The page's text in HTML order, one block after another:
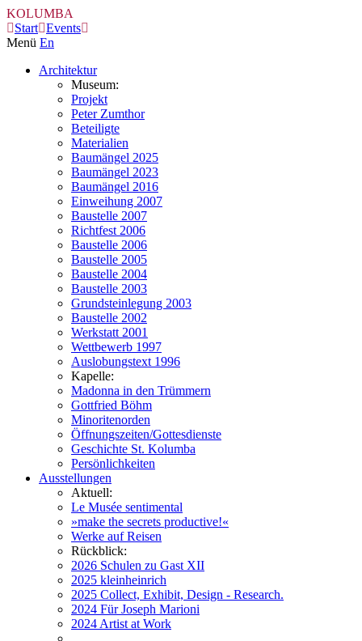
KOLUMBA
Start Events
Menü En
Architektur
Museum:
Projekt
Peter Zumthor
Beteiligte
Materialien
Baumängel 2025
Baumängel 2023
Baumängel 2016
Einweihung 2007
Baustelle 2007
Richtfest 2006
Baustelle 2006
Baustelle 2005
Baustelle 2004
Baustelle 2003
Grundsteinlegung 2003
Baustelle 2002
Werkstatt 2001
Wettbewerb 1997
Auslobungstext 1996
Kapelle:
Madonna in den Trümmern
Gottfried Böhm
Minoritenorden
Öffnungszeiten/Gottesdienste
Geschichte St. Kolumba
Persönlichkeiten
Ausstellungen
Aktuell:
Le Musée sentimental
»make the secrets productive!«
Werke auf Reisen
Rückblick:
2026 Schulen zu Gast XII
2025 kleinheinrich
2025 Collect, Exhibit, Design - Research.
2024 Für Joseph Marioni
2024 Artist at Work